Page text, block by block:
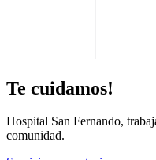
Te cuidamos!
Hospital San Fernando,
comunidad.